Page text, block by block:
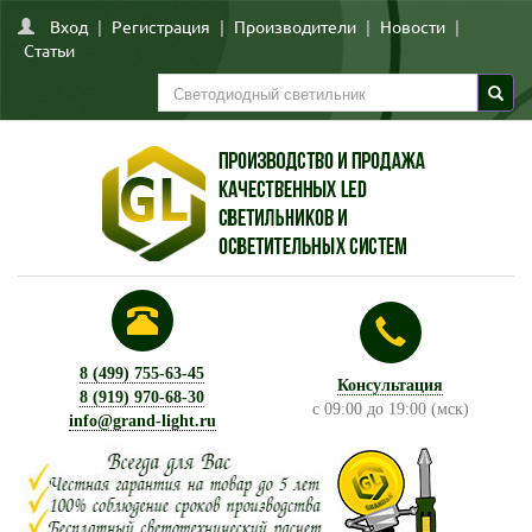
Вход | Регистрация | Производители | Новости |
Статьи
8 (499) 755-63-45
8 (919) 970-68-30
info@grand-light.ru
Консультация
с 09:00 до 19:00 (мск)